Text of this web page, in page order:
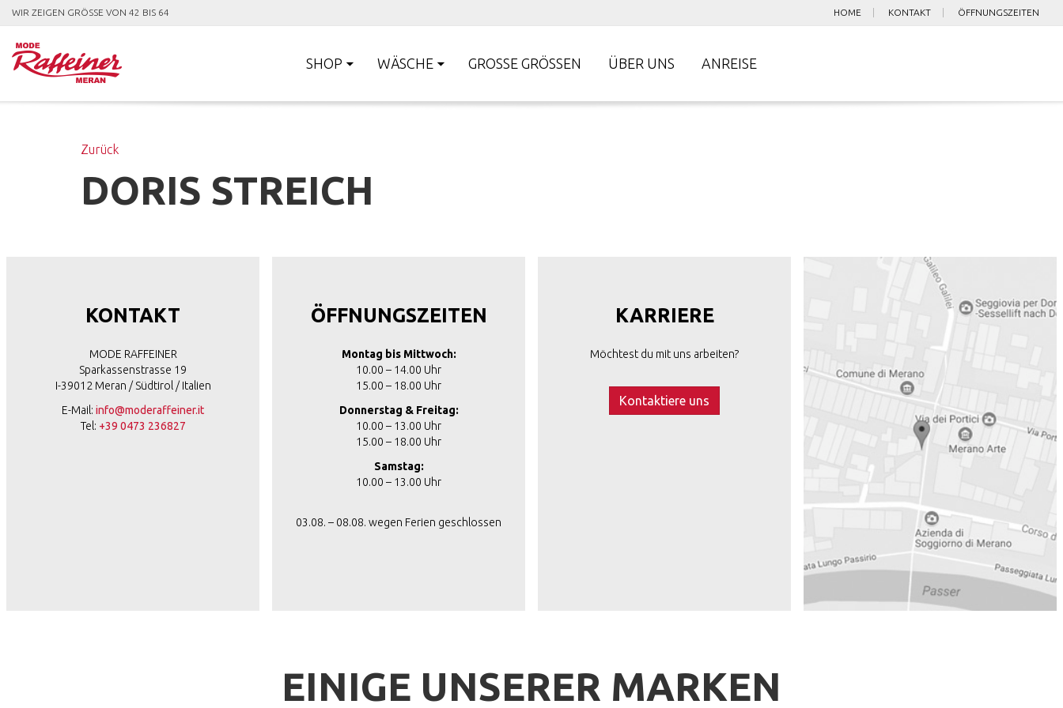
Zurück
DORIS STREICH
KONTAKT
MODE RAFFEINER
Sparkassenstrasse 19
I-39012 Meran / Südtirol / Italien
E-Mail: info@moderaffeiner.it
Tel: +39 0473 236827
ÖFFNUNGSZEITEN
Montag bis Mittwoch:
10.00 – 14.00 Uhr
15.00 – 18.00 Uhr
Donnerstag & Freitag:
10.00 – 13.00 Uhr
15.00 – 18.00 Uhr
Samstag:
10.00 – 13.00 Uhr
03.08. – 08.08. wegen Ferien geschlossen
KARRIERE
Möchtest du mit uns arbeiten?
Kontaktiere uns
EINIGE UNSERER MARKEN
WIR ZEIGEN GRÖSSE VON 42 BIS 64 HOME KONTAKT ÖFFNUNGSZEITEN
SHOP WÄSCHE GROSSE GRÖSSEN ÜBER UNS ANREISE